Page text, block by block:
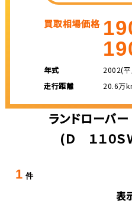
買取相場価格
年式
2002(
走行距離
20.6万
ランドローバ
(Ｄ １１０
1 件
表